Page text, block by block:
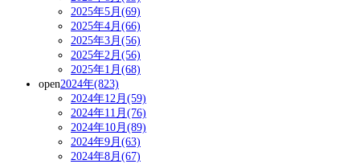
2025年5月(69)
2025年4月(66)
2025年3月(56)
2025年2月(56)
2025年1月(68)
open2024年(823)
2024年12月(59)
2024年11月(76)
2024年10月(89)
2024年9月(63)
2024年8月(67)